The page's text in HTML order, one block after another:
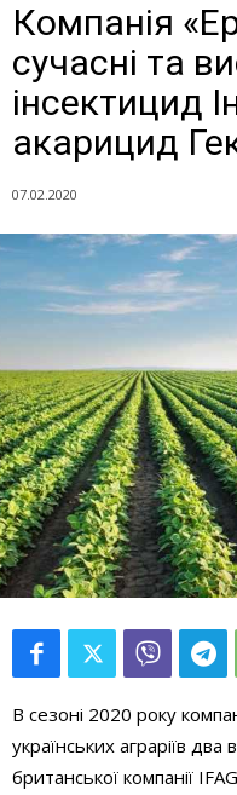
Компанія
сучасні та
інсектицид
акарицид
07.02.2020
В сезоні 2020 року
українських аграріїв
британської компанії